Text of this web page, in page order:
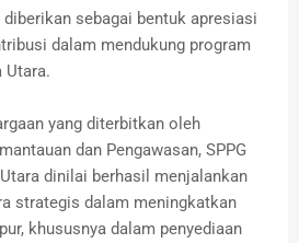
diberikan sebagai bentuk apresiasi
dalam mendukung program
Utara.
yang diterbitkan oleh
dan Pengawasan, SPPG
dinilai berhasil menjalankan
strategis dalam meningkatkan
khususnya dalam penyediaan